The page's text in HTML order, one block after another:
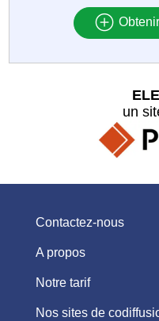
un
Contactez-nous
A propos
Notre tarif
Nos sites de